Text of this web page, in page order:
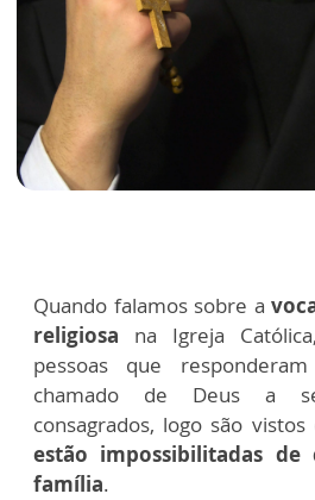
Quando falamos sobre a
religiosa na Igreja
pessoas que
chamado de Deus a
consagrados, logo são vistos
estão impossibilitadas de
família.